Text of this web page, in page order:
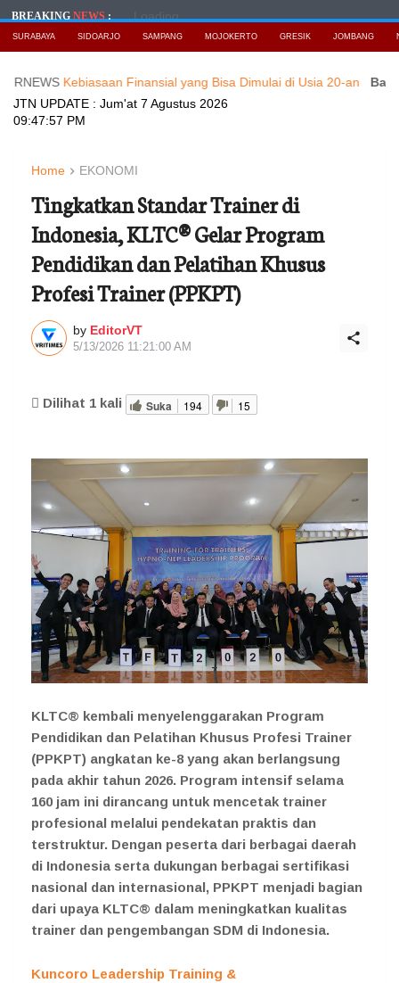
BREAKINGNEWS: Loading...
SURABAYA SIDOARJO SAMPANG MOJOKERTO GRESIK JOMBANG
Kebiasaan Finansial yang Bisa Dimulai di Usia 20-an Baca Berita
JTN UPDATE : Jum'at 7 Agustus 2026
09:47:59 PM
Home EKONOMI
Tingkatkan Standar Trainer di
Indonesia, KLTC® Gelar Program
Pendidikan dan Pelatihan Khusus
Profesi Trainer (PPKPT)
by EditorVT
5/13/2026 11:21:00 AM
Dilihat 1 kali Suka 194 15
KLTC® kembali menyelenggarakan Program
Pendidikan dan Pelatihan Khusus Profesi Trainer
(PPKPT) angkatan ke-8 yang akan berlangsung
pada akhir tahun 2026. Program intensif selama
160 jam ini dirancang untuk mencetak trainer
profesional melalui pendekatan praktis dan
terstruktur. Dengan peserta dari berbagai daerah
di Indonesia serta dukungan berbagai sertifikasi
nasional dan internasional, PPKPT menjadi bagian
dari upaya KLTC® dalam meningkatkan kualitas
trainer dan pengembangan SDM di Indonesia.
Kuncoro Leadership Training &